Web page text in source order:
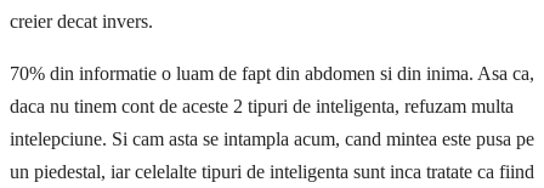
creier decat invers.
70% din informatie o luam de fapt din abdomen si din inima. Asa ca,
daca nu tinem cont de aceste 2 tipuri de inteligenta, refuzam multa
intelepciune. Si cam asta se intampla acum, cand mintea este pusa pe
un piedestal, iar celelalte tipuri de inteligenta sunt inca tratate ca fiind